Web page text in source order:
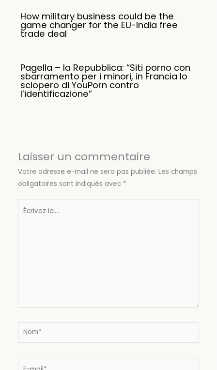
How military business could be the
game changer for the EU-India free
trade deal
Pagella – la Repubblica: “Siti porno con
sbarramento per i minori, in Francia lo
sciopero di YouPorn contro
l’identificazione”
Laisser un commentaire
Votre adresse e-mail ne sera pas publiée. Les champs
obligatoires sont indiqués avec *
Écrivez
Nom*
E-